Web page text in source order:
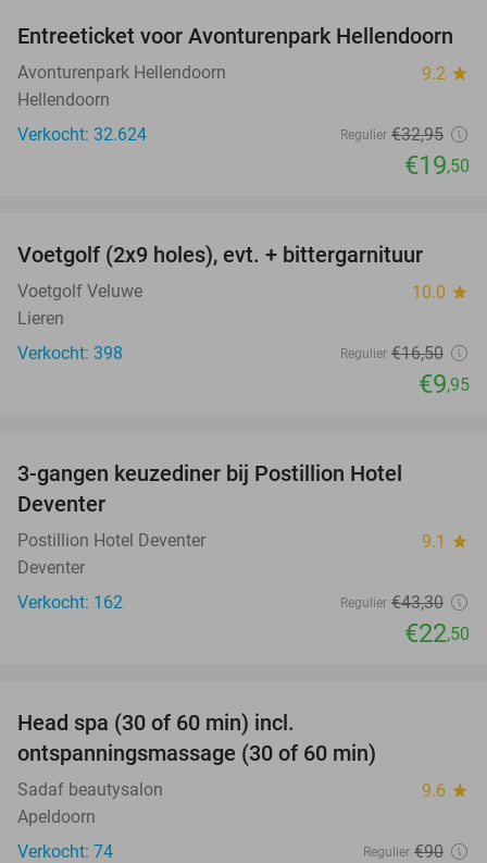
41%
Entreeticket voor Avonturenpark Hellendoorn
Avonturenpark Hellendoorn 9.2 star
Hellendoorn
Verkocht: 32.624
Regulier €32,95
€19,50
40%
Voetgolf (2x9 holes), evt. + bittergarnituur
Voetgolf Veluwe 10.0 star
Lieren
Verkocht: 398
Regulier €16,50
€9,95
3-gangen keuzediner bij Postillion Hotel
Deventer
Postillion Hotel Deventer 9.1 star
Deventer
Verkocht: 162
Regulier €43,30
€22,50
Head spa (30 of 60 min) incl.
ontspanningsmassage (30 of 60 min)
Sadaf beautysalon 9.6 star
Apeldoorn
Verkocht: 74
Regulier €90